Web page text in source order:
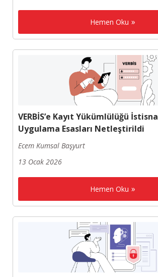
Hemen Oku
VERBİS’e Kayıt Yükümlülüğü
Uygulama Esasları Netleştirildi
Ecem Kumsal Başyurt
13 Ocak 2026
Hemen Oku